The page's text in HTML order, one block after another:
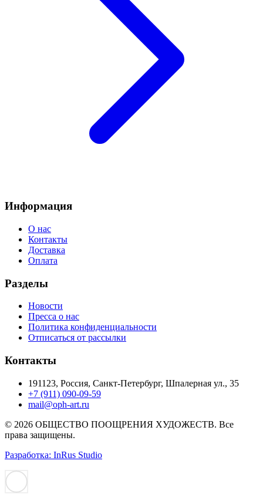
Информация
О нас
Контакты
Доставка
Оплата
Разделы
Новости
Пресса о нас
Политика конфиденциальности
Отписаться от рассылки
Контакты
191123, Россия, Санкт-Петербург, Шпалерная ул., 35
+7 (911) 090-09-59
mail@oph-art.ru
© 2026 ОБЩЕСТВО ПООЩРЕНИЯ ХУДОЖЕСТВ. Все
права защищены.
Разработка: InRus Studio